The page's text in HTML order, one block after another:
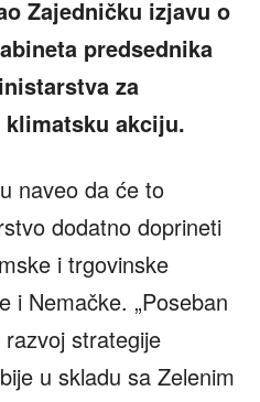
Zajedničku izjavu o
predsednika
za
akciju.
naveo da će to
dodatno doprineti
i trgovinske
i Nemačke. „Poseban
strategije
u skladu sa Zelenim